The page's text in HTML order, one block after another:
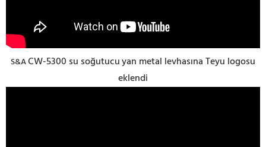
S&ACW-5300 su soğutucuyan metal levhasına Teyu logosu
eklendi